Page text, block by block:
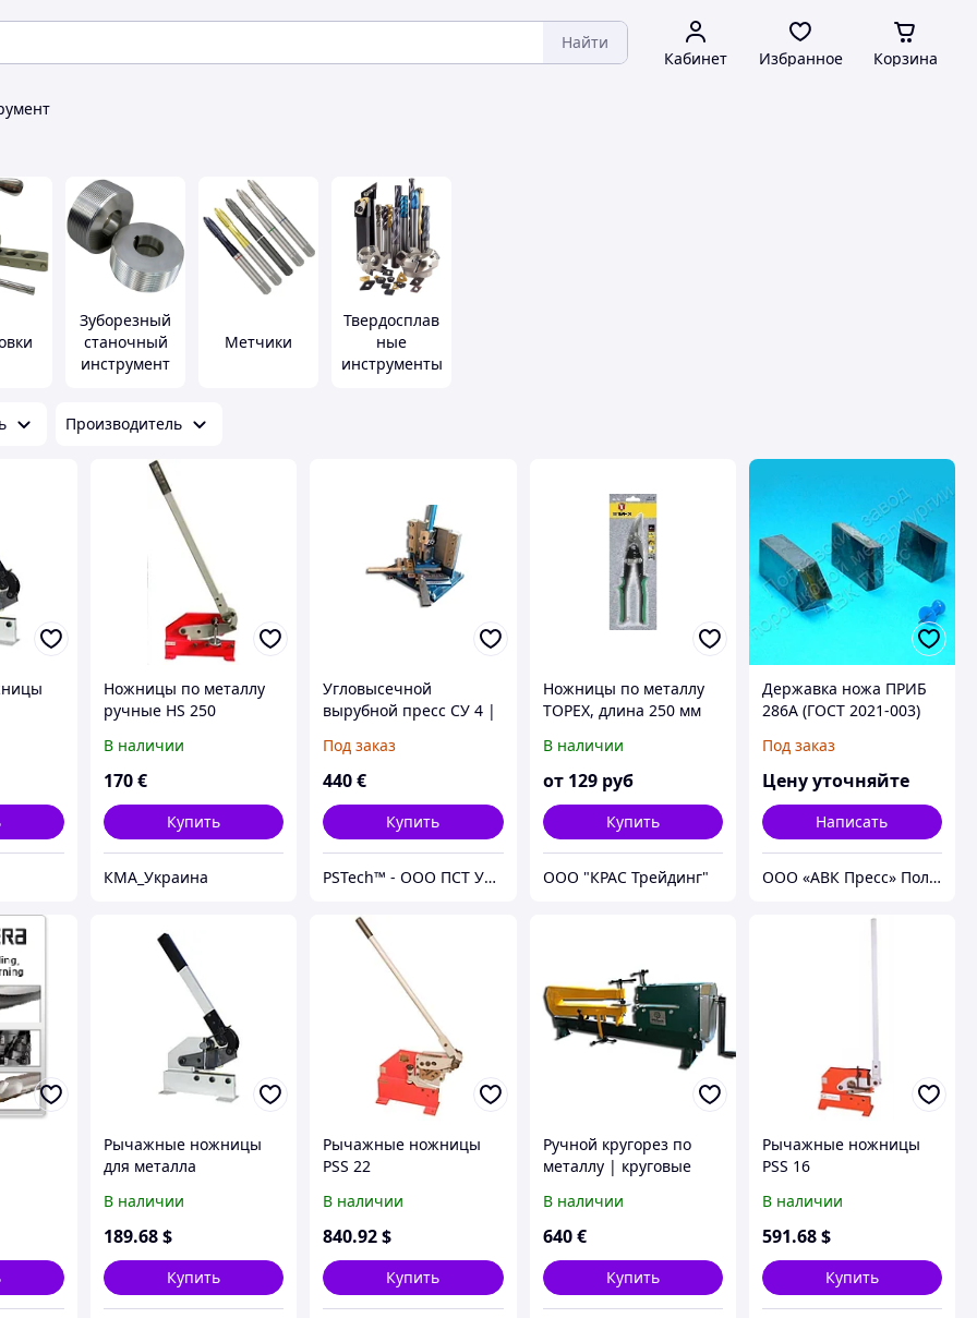
Найти
Кабинет Избранное Корзина
Зуборезный
станочный
инструмент
Метчики
Твердосплав
ные
инструменты
Производитель
Ножницы по металлу
ручные HS 250
В наличии
170€
Купить
КМА_Украина
Угловысечной
вырубной пресс СУ 4 |
кассет
Под заказ
440€
Купить
PSTech™ - ООО ПСТ Украина - Гибочные станки | Станки по металлу | Станки по дереву
Ножницы по металлу
TOPEX, длина 250 мм
В наличии
от 129 руб
Купить
ООО "КРАС Трейдинг"
Державка ножа ПРИБ
286А (ГОСТ 2021-003)
Под заказ
Цену уточняйте
Написать
ООО «АВК Пресс» Полтавский завод порошковой металлургии
Рычажные ножницы
для металла
В наличии
189.68$
Купить
Рычажные ножницы
PSS 22
В наличии
840.92$
Купить
Ручной кругорез по
металлу | круговые
для резки стали KS 10
PsTech, Украина
В наличии
640 €
Купить
Рычажные ножницы
PSS 16
В наличии
591.68$
Купить